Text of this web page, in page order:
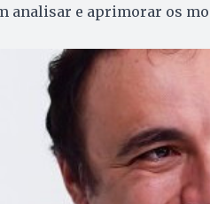
analisar e aprimorar os